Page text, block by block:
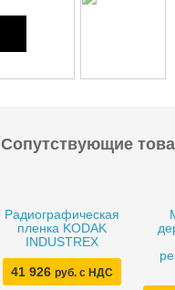
Сопутствующие
Радиографическая
пленка KODAK
INDUSTREX
41 926 руб. с НДС